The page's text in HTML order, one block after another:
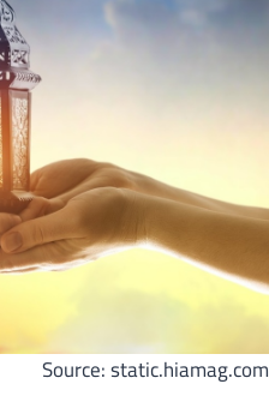
Source: static.hiamag.com